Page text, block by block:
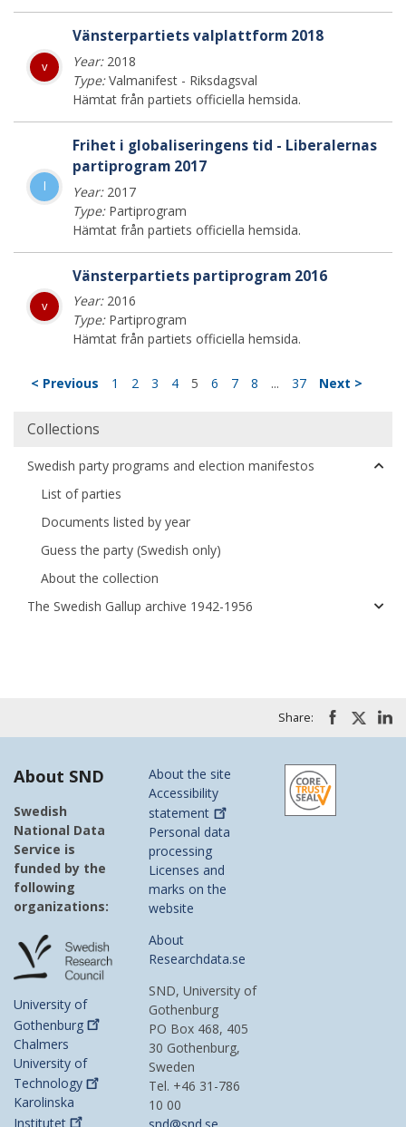
v
Vänsterpartiets valplattform 2018
Year:2018
Type:Valmanifest - Riksdagsval
Hämtat från partiets officiella hemsida.
Frihet i globaliseringens tid - Liberalernas
partiprogram 2017
Year:2017
Type:Partiprogram
Hämtat från partiets officiella hemsida.
v
Vänsterpartiets partiprogram 2016
Year:2016
Type:Partiprogram
Hämtat från partiets officiella hemsida.
< Previous 1 2 3 4 5 6 7 8 ... 37 Next >
Collections
Swedish party programs and election manifestos
List of parties
Documents listed by year
Guess the party (Swedish only)
About the collection
The Swedish Gallup archive 1942-1956
Share:
About SND
Swedish
National Data
Service is
funded by the
following
organizations:
University of
Gothenburg
Chalmers
University of
Technology
Karolinska
Institutet
About the site
Accessibility
statement
Personal data
processing
Licenses and
marks on the
website
About
Researchdata.se
SND, University of
Gothenburg
PO Box 468, 405
30 Gothenburg,
Sweden
Tel. +46 31-786
10 00